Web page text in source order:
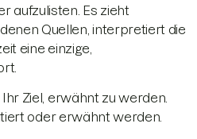
aufzulisten. Es zieht
Quellen, interpretiert die
eine einzige,
Ziel, erwähnt zu werden.
oder erwähnt werden.